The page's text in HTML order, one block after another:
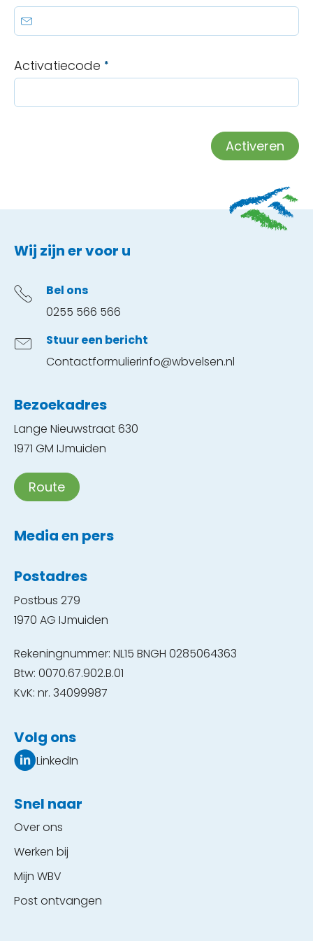
Activatiecode *
Activeren
Contactinformatie
Wij zijn er voor u
Bel ons
0255 566 566
Stuur een bericht
Contactformulierinfo@wbvelsen.nl
Bezoekadres
Lange Nieuwstraat 630
1971 GM IJmuiden
Route
Media en pers
Postadres
Postbus 279
1970 AG IJmuiden
Rekeningnummer: NL15 BNGH 0285064363
Btw: 0070.67.902.B.01
KvK: nr. 34099987
Volg ons
LinkedIn
Snel naar
Over ons
Werken bij
Mijn WBV
Post ontvangen